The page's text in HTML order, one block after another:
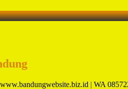
| WA